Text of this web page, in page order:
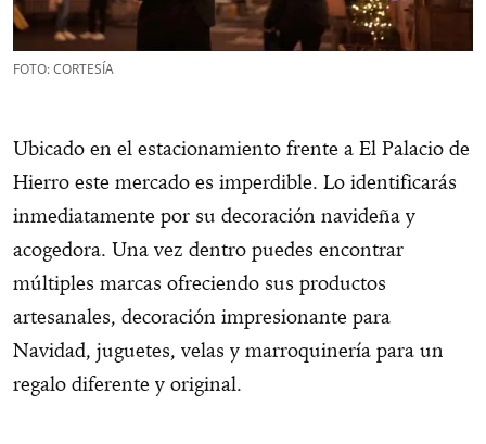
FOTO: CORTESÍA
Ubicado en el estacionamiento frente a El Palacio de
Hierro este mercado es imperdible. Lo identificarás
inmediatamente por su decoración navideña y
acogedora. Una vez dentro puedes encontrar
múltiples marcas ofreciendo sus productos
artesanales, decoración impresionante para
Navidad, juguetes, velas y marroquinería para un
regalo diferente y original.